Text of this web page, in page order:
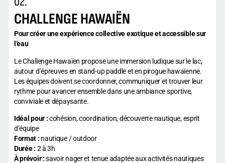
CHALLENGE HAWAIËN
Pour créer une expérience collective exotique et accessible sur
l’eau
Le Challenge Hawaïen propose une immersion ludique sur le lac,
autour d’épreuves en stand-up paddle et en pirogue hawaïenne.
Les équipes doivent se coordonner, communiquer et trouver leur
rythme pour avancer ensemble dans une ambiance sportive,
conviviale et dépaysante.
Idéal pour :cohésion, coordination, découverte nautique, esprit
d’équipe
Format : nautique / outdoor
Durée : 2 à 3h
À prévoir :savoir nager et tenue adaptée aux activités nautiques